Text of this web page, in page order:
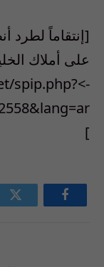
[إنتقاماً لطرد
على أملاك
spip.php?
]
فيسبوك